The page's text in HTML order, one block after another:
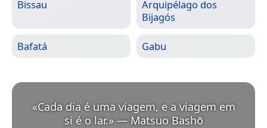
Bissau
Arquipélago dos
Bijagós
Bafatá Gabu
«Cada dia é uma viagem, e a viagem em
si é o lar.» — Matsuo Bashō